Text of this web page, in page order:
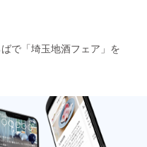
で「埼玉地酒フェア」を